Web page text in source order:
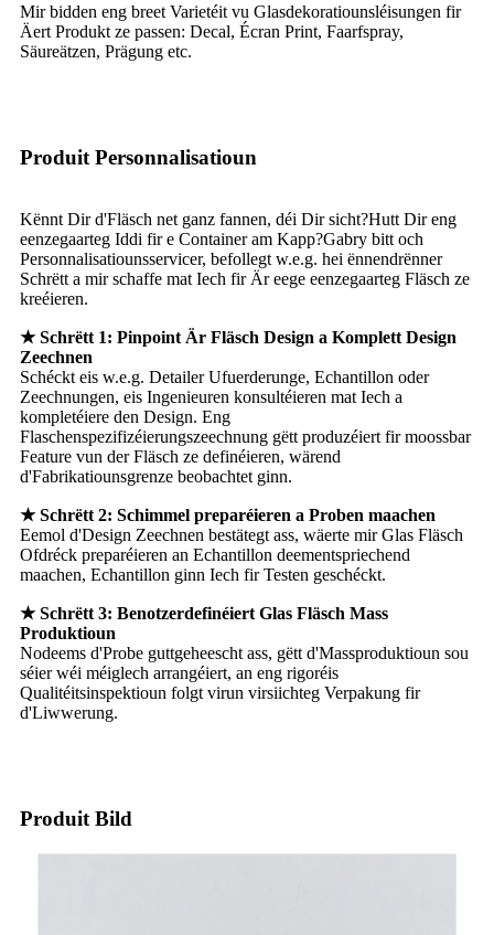
Mir bidden eng breet Varietéit vu Glasdekoratiounsléisungen fir
Äert Produkt ze passen: Decal, Écran Print, Faarfspray,
Säureätzen, Prägung etc.
Produit Personnalisatioun
Kënnt Dir d'Fläsch net ganz fannen, déi Dir sicht?Hutt Dir eng
eenzegaarteg Iddi fir e Container am Kapp?Gabry bitt och
Personnalisatiounsservicer, befollegt w.e.g. hei ënnendrënner
Schrëtt a mir schaffe mat Iech fir Är eege eenzegaarteg Fläsch ze
kreéieren.
★ Schrëtt 1: Pinpoint Är Fläsch Design a Komplett Design
Zeechnen
Schéckt eis w.e.g. Detailer Ufuerderunge, Echantillon oder
Zeechnungen, eis Ingenieuren konsultéieren mat Iech a
kompletéiere den Design. Eng
Flaschenspezifizéierungszeechnung gëtt produzéiert fir moossbar
Feature vun der Fläsch ze definéieren, wärend
d'Fabrikatiounsgrenze beobachtet ginn.
★ Schrëtt 2: Schimmel preparéieren a Proben maachen
Eemol d'Design Zeechnen bestätegt ass, wäerte mir Glas Fläsch
Ofdréck preparéieren an Echantillon deementspriechend
maachen, Echantillon ginn Iech fir Testen geschéckt.
★ Schrëtt 3: Benotzerdefinéiert Glas Fläsch Mass
Produktioun
Nodeems d'Probe guttgeheescht ass, gëtt d'Massproduktioun sou
séier wéi méiglech arrangéiert, an eng rigoréis
Qualitéitsinspektioun folgt virun virsiichteg Verpakung fir
d'Liwwerung.
Produit Bild